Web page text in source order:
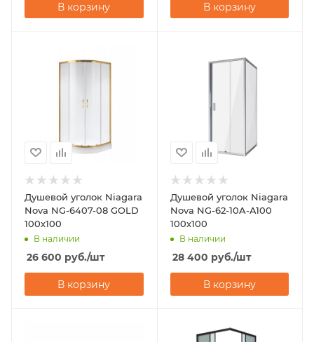
В корзину В корзину
Душевой уголок Niagara
Nova NG-6407-08 GOLD
100х100
В наличии
26 600 руб./шт
В корзину
Душевой уголок Niagara
Nova NG-62-10A-A100
100х100
В наличии
28 400 руб./шт
В корзину